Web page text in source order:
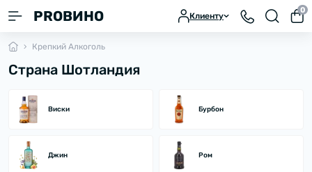
PROВИНО Клиенту
0
Крепкий Алкоголь
Страна Шотландия
Виски Бурбон
Джин Ром